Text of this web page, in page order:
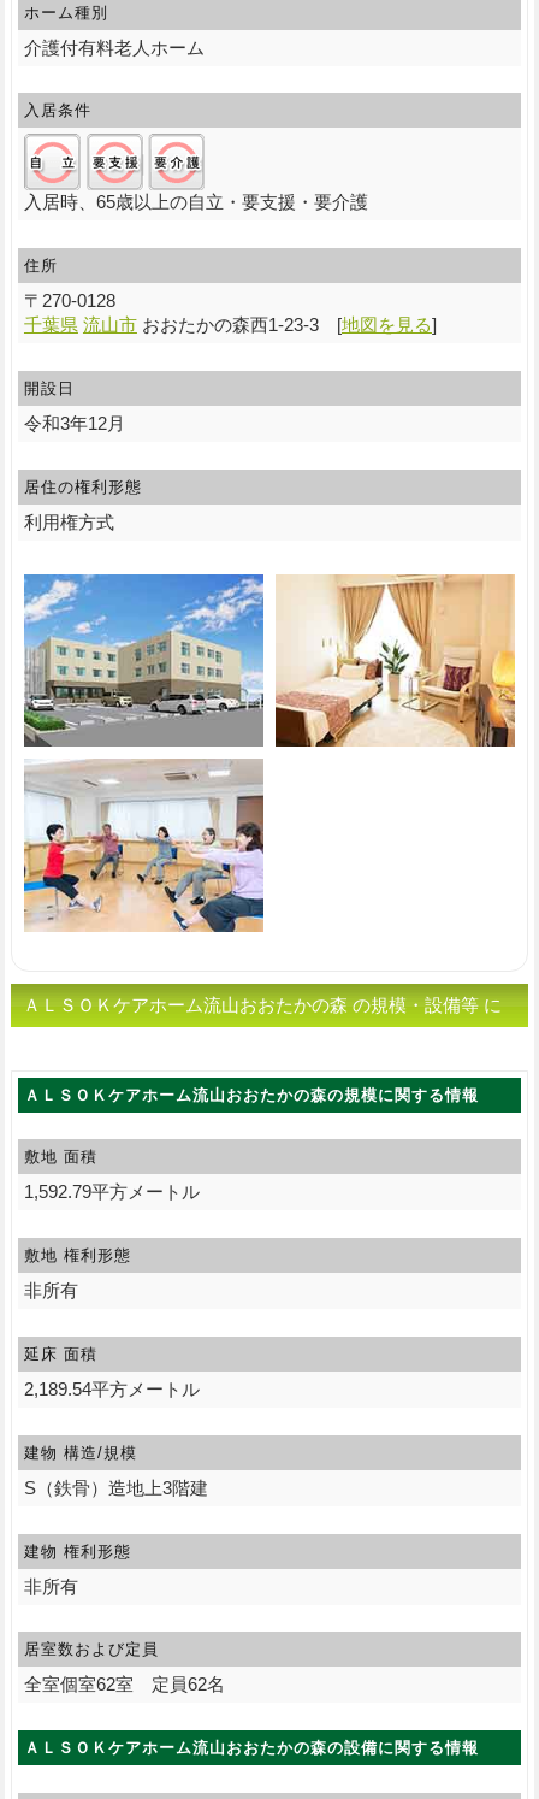
ホーム種別
介護付有料老人ホーム
入居条件
入居時、65歳以上の自立・要支援・要介護
住所
〒 270-0128
千葉県 流山市 おおたかの森西1-23-3[地図を見る]
開設日
令和3年12月
居住の権利形態
利用権方式
ＡＬＳＯＫケアホーム流山おおたかの森 の規模・設備等 に
ＡＬＳＯＫケアホーム流山おおたかの森の規模に関する情報
敷地 面積
1,592.79平方メートル
敷地 権利形態
非所有
延床 面積
2,189.54平方メートル
建物 構造/規模
S（鉄骨）造地上3階建
建物 権利形態
非所有
居室数および定員
全室個室62室 定員62名
ＡＬＳＯＫケアホーム流山おおたかの森の設備に関する情報